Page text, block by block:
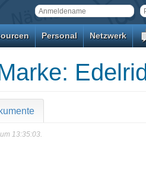
Personal Netzwerk
13:35:03.